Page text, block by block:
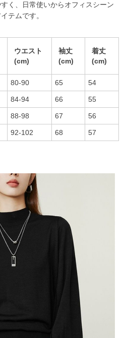
く、日常使いからオフィスシーン
テムです。
ウエスト
(cm)
袖丈
(cm)
着丈
(cm)
80-90 65 54
84-94 66 55
88-98 67 56
92-102 68 57